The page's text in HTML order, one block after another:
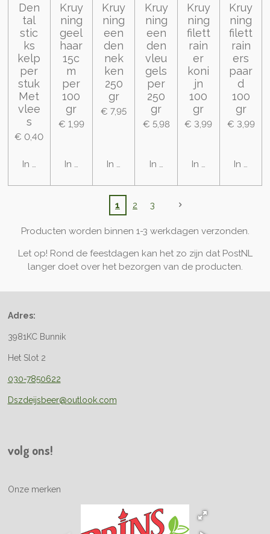
Den
tal
stic
ks
kelp
per
stuk
Met
vlee
s
€ 0,40
In winkelwagen
Kruy
ning
geel
haar
15c
m
per
100
gr
€ 1,99
In winkelwagen
Kruy
ning
een
den
nek
ken
250
gr
€ 7,95
In winkelwagen
Kruy
ning
een
den
vleu
gels
per
250
gr
€ 5,98
In winkelwagen
Kruy
ning
filett
rain
er
koni
jn
100
gr
€ 3,99
In winkelwagen
Kruy
ning
filett
rain
ers
paar
d
100
gr
€ 3,99
In
1 2 3
Producten worden binnen 1-3 werkdagen verzonden.
Let op! Rond de feestdagen kan het zo zijn dat PostNL
langer doet over het bezorgen van de producten.
Adres:
3981KC Bunnik
Het Slot 2
030-7850622
Dszdeijsbeer@outlook.com
volg ons!
Onze merken